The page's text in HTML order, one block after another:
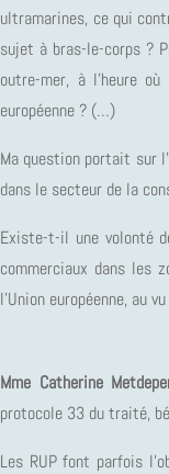
ultramarines, ce qui
sujet à bras-le-corps ?
outre-mer, à l’heure
européenne ? (…)
Ma question portait sur
dans le secteur de la
Existe-t-il une volonté
commerciaux dans les
l’Union européenne, au
Mme Catherine
protocole 33 du traité,
Les RUP font parfois